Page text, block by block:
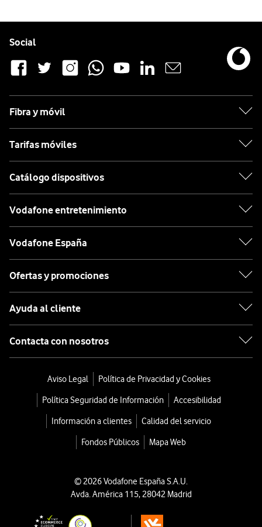
Social
Fibra y móvil
Tarifas móviles
Catálogo dispositivos
Vodafone entretenimiento
Vodafone España
Ofertas y promociones
Ayuda al cliente
Contacta con nosotros
Aviso Legal
Política de Privacidad y Cookies
Política Seguridad de Información
Accesibilidad
Información a clientes
Calidad del servicio
Fondos Públicos
Mapa Web
© 2026 Vodafone España S.A.U.
Avda. América 115, 28042 Madrid